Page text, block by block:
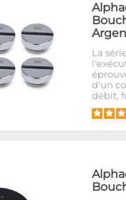
La
d'un
débit,